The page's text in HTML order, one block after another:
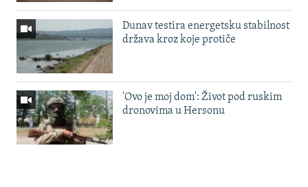
Dunav testira energetsku stabilnost
država kroz koje protiče
'Ovo je moj dom': Život pod ruskim
dronovima u Hersonu